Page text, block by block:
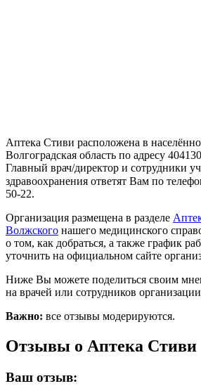
Аптека Стиви расположена в
Волгоградская область по адресу
Главный врач/директор и сотрудники
здравоохранения ответят Вам по
50-22.
Организация размещена в разделе
Волжского нашего медицинского
о том, как добраться, а также график
уточнить на официальном сайте
Ниже Вы можете поделиться своим
на врачей или сотрудников
Важно: все отзывы модерируются.
Отзывы о Аптека Стиви
Ваш отзыв: